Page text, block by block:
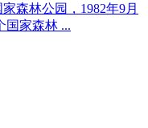
森林公园，1982年9月
国家森林 ...